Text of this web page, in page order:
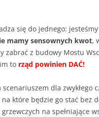
się do jednego:
mamy sensownych kwot,
zabrać z budowy Mostu
to rząd powinien DAĆ!
dla zwykłego
na które będzie go stać bez
na spełniające